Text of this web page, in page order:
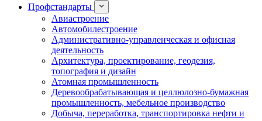
Профстандарты
Авиастроение
Автомобилестроение
Административно-управленческая и офисная
деятельность
Архитектура, проектирование, геодезия,
топография и дизайн
Атомная промышленность
Деревообрабатывающая и целлюлозно-бумажная
промышленность, мебельное производство
Добыча, переработка, транспортировка нефти и